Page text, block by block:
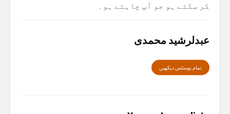
کر سکتے ہو جو آپ چاہتے ہو۔
عبدلرشید محمدی
تمام پوسٹس دیکھیں